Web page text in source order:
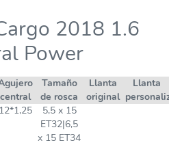
2018 1.6
Power
central
Tamaño
de rosca
Llanta
original
Llanta
12*1,25
5,5 x 15
ET32|6,5
x 15 ET34